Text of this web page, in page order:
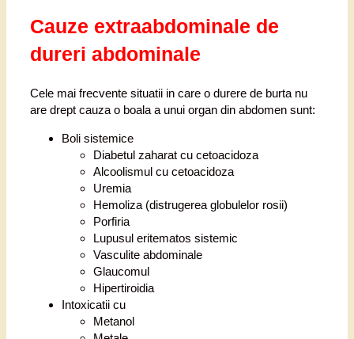
Cauze extraabdominale de
dureri abdominale
Cele mai frecvente situatii in care o durere de burta nu
are drept cauza o boala a unui organ din abdomen sunt:
Boli sistemice
Diabetul zaharat cu cetoacidoza
Alcoolismul cu cetoacidoza
Uremia
Hemoliza (distrugerea globulelor rosii)
Porfiria
Lupusul eritematos sistemic
Vasculite abdominale
Glaucomul
Hipertiroidia
Intoxicatii cu
Metanol